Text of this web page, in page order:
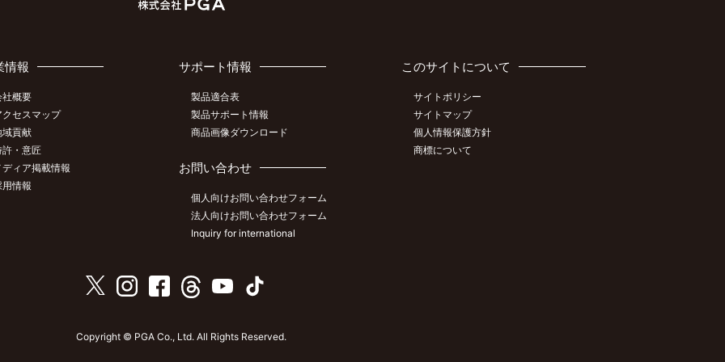
情報
社概要
クセスマップ
域貢献
許・意匠
ディア掲載情報
用情報
サポート情報
製品適合表
製品サポート情報
商品画像ダウンロード
お問い合わせ
個人向けお問い合わせフォーム
法人向けお問い合わせフォーム
Inquiry for international
このサイトについて
サイトポリシー
サイトマップ
個人情報保護方針
商標について
Copyright © PGA Co., Ltd. All Rights Reserved.